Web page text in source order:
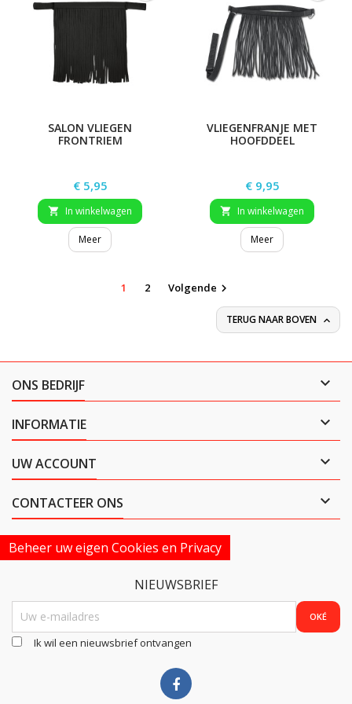
SALON VLIEGEN
FRONTRIEM
Prijs
€ 5,95
 In winkelwagen
Meer
VLIEGENFRANJE MET
HOOFDDEEL
Prijs
€ 9,95
 In winkelwagen
Meer
1 2 Volgende 
TERUG NAAR BOVEN 
ONS BEDRIJF 
INFORMATIE 
UW ACCOUNT 
CONTACTEER ONS 
Beheer uw eigen Cookies en Privacy
NIEUWSBRIEF
Ik wil een nieuwsbrief ontvangen